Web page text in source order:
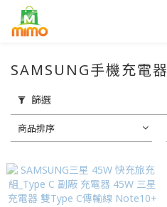
SAMSUNG手機充電器
篩選
商品排序